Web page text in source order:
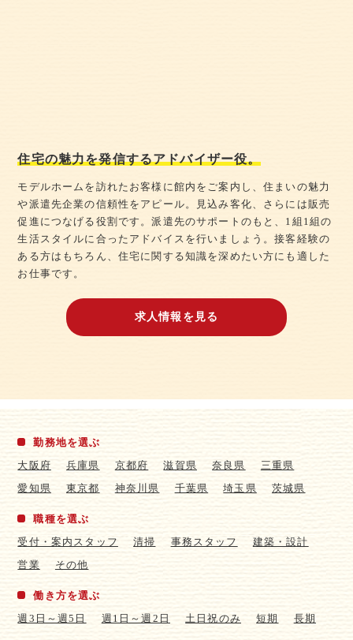
住宅の魅力を発信するアドバイザー役。
モデルホームを訪れたお客様に館内をご案内し、住まいの魅力
や派遣先企業の信頼性をアピール。見込み客化、さらには販売
促進につなげる役割です。派遣先のサポートのもと、1組1組の
生活スタイルに合ったアドバイスを行いましょう。接客経験の
ある方はもちろん、住宅に関する知識を深めたい方にも適した
お仕事です。
求人情報を見る
勤務地を選ぶ
大阪府
兵庫県 京都府 滋賀県 奈良県
三重県
愛知県
東京都 神奈川県 千葉県 埼玉県 茨城県
職種を選ぶ
受付・案内スタッフ
清掃 事務スタッフ
建築・設計
営業
その他
働き方を選ぶ
週3日～週5日
週1日～週2日 土日祝のみ 短期 長期